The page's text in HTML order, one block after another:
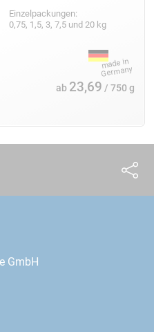
Einzelpackungen:
0,75, 1,5, 3, 7,5 und 20 kg
ab 23,69 / 750 g
GmbH